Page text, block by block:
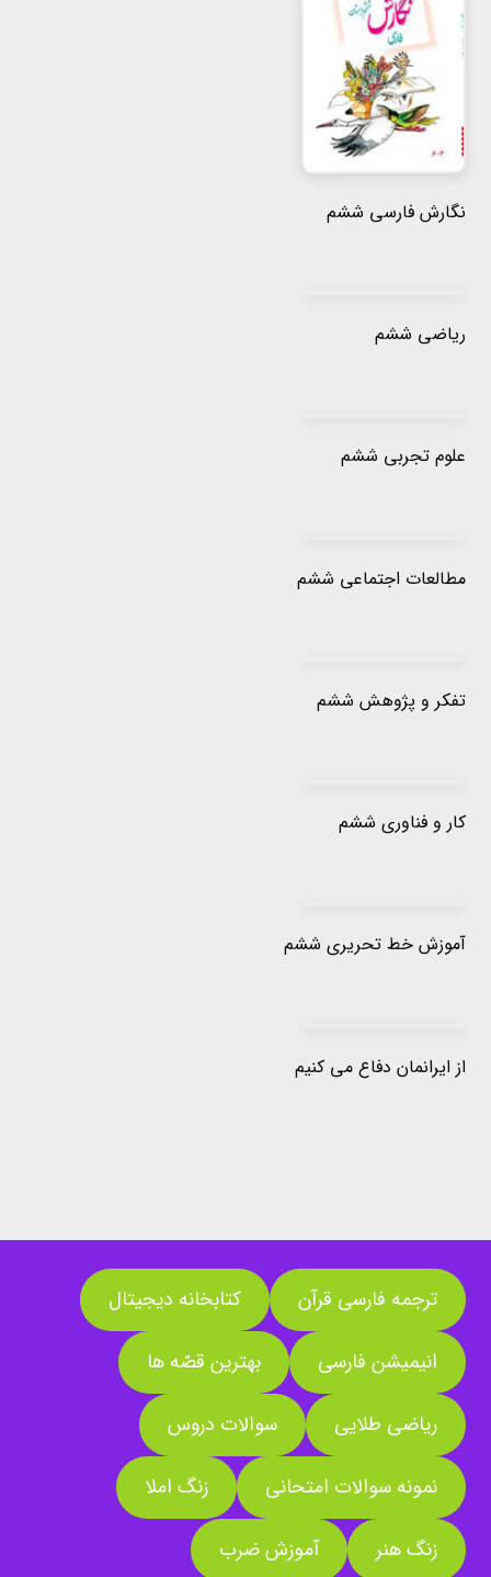
نگارش فارسی ششم
ریاضی ششم
علوم تجربی ششم
مطالعات اجتماعی ششم
تفکر و پژوهش ششم
کار و فناوری ششم
آموزش خط تحریری ششم
از ایرانمان دفاع می کنیم
ترجمه فارسی قرآن کتابخانه دیجیتال
انیمیشن فارسی بهترین قصّه ها
ریاضی طلایی سوالات دروس
نمونه سوالات امتحانی زنگ املا
زنگ هنر آموزش ضرب